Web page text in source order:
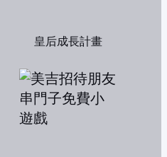
皇后成長計畫